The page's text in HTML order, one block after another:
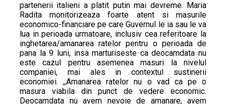
partenerii italieni a platit putin mai devreme. Maria
Radita monitorizeaza foarte atent si masurile
economico-financiare pe care Guvernul le ia sau le va
lua in perioada urmatoare, inclusiv cea referitoare la
inghetarea/amanarea ratelor pentru o perioada de
pana la 9 luni, insa marturiseste ca deocamdata nu
este cazul pentru asemenea masuri la nivelul
companiei, mai ales in contextul sustinerii
economiei. ,,Amanarea ratelor nu o vad ca pe o
masura viabila din punct de vedere economic.
Deocamdata nu avem nevoie de amanare, avem